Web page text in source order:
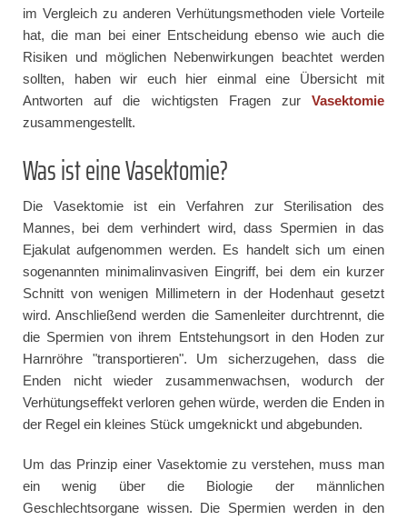
im Vergleich zu anderen Verhütungsmethoden viele Vorteile
hat, die man bei einer Entscheidung ebenso wie auch die
Risiken und möglichen Nebenwirkungen beachtet werden
sollten, haben wir euch hier einmal eine Übersicht mit
Antworten auf die wichtigsten Fragen zur Vasektomie
zusammengestellt.
Was ist eine Vasektomie?
Die Vasektomie ist ein Verfahren zur Sterilisation des
Mannes, bei dem verhindert wird, dass Spermien in das
Ejakulat aufgenommen werden. Es handelt sich um einen
sogenannten minimalinvasiven Eingriff, bei dem ein kurzer
Schnitt von wenigen Millimetern in der Hodenhaut gesetzt
wird. Anschließend werden die Samenleiter durchtrennt, die
die Spermien von ihrem Entstehungsort in den Hoden zur
Harnröhre "transportieren". Um sicherzugehen, dass die
Enden nicht wieder zusammenwachsen, wodurch der
Verhütungseffekt verloren gehen würde, werden die Enden in
der Regel ein kleines Stück umgeknickt und abgebunden.
Um das Prinzip einer Vasektomie zu verstehen, muss man
ein wenig über die Biologie der männlichen
Geschlechtsorgane wissen. Die Spermien werden in den